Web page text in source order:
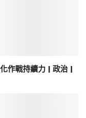
作戰持續力 | 政治 |